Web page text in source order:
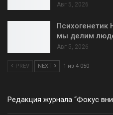
Авг 5, 2026
мы делим
Авг 5, 2026
PREV NEXT 1 из 4 050
Редакция журнала “Фокус